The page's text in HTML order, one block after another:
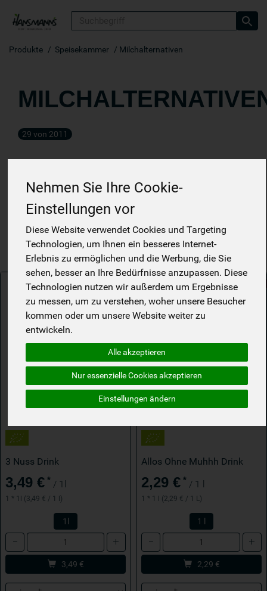
Nehmen Sie Ihre Cookie-
Einstellungen vor
Diese Website verwendet Cookies und Targeting
Technologien, um Ihnen ein besseres Internet-
Erlebnis zu ermöglichen und die Werbung, die Sie
sehen, besser an Ihre Bedürfnisse anzupassen. Diese
Technologien nutzen wir außerdem um Ergebnisse
zu messen, um zu verstehen, woher unsere Besucher
kommen oder um unsere Website weiter zu
entwickeln.
Alle akzeptieren
Nur essenzielle Cookies akzeptieren
Einstellungen ändern
Produkte Speisekammer Milchalternativen
29 von 2011
Hersteller Ernährung Allergene
3 Nuss Drink
3,49 € * / 1l
1 * 1l (3,49 € / 1 l)
1l
Anzahl
3,49 €
Allos Ohne Muhhh Drink
2,29 € * / 1 l
1 * 1 l (2,29 € / 1 L)
1 l
Anzahl
2,29 €